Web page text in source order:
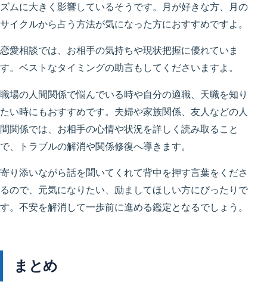
ズムに大きく影響しているそうです。月が好きな方、月の
サイクルから占う方法が気になった方におすすめですよ。
恋愛相談では、お相手の気持ちや現状把握に優れていま
す。ベストなタイミングの助言もしてくださいますよ。
職場の人間関係で悩んでいる時や自分の適職、天職を知り
たい時にもおすすめです。夫婦や家族関係、友人などの人
間関係では、お相手の心情や状況を詳しく読み取ること
で、トラブルの解消や関係修復へ導きます。
寄り添いながら話を聞いてくれて背中を押す言葉をくださ
るので、元気になりたい、励ましてほしい方にぴったりで
す。不安を解消して一歩前に進める鑑定となるでしょう。
まとめ